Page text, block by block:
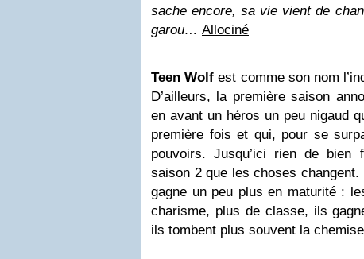
sache encore, sa vie vient de
garou… Allociné
Teen Wolf est comme son nom
D’ailleurs, la première saison
en avant un héros un peu nigaud
première fois et qui, pour se
pouvoirs. Jusqu’ici rien de bien
saison 2 que les choses
gagne un peu plus en maturité :
charisme, plus de classe, ils
ils tombent plus souvent la